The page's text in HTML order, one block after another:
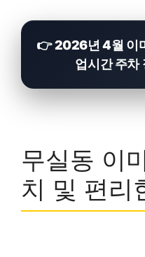
👉 2026년 4월 이
업시간 주차
무실동 이
치 및 편리